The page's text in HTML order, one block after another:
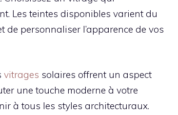
Les teintes disponibles varient du
de personnaliser l’apparence de vos
vitrages solaires offrent un aspect
une touche moderne à votre
à tous les styles architecturaux.